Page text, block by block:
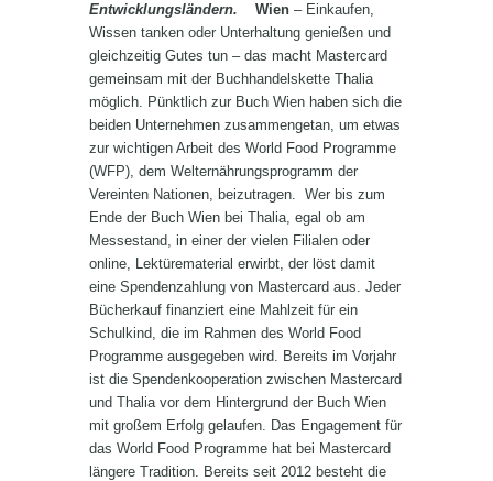
Entwicklungsländern.
Wien – Einkaufen,
Wissen tanken oder Unterhaltung genießen und
gleichzeitig Gutes tun – das macht Mastercard
gemeinsam mit der Buchhandelskette Thalia
möglich. Pünktlich zur Buch Wien haben sich die
beiden Unternehmen zusammengetan, um etwas
zur wichtigen Arbeit des World Food Programme
(WFP), dem Welternährungsprogramm der
Vereinten Nationen, beizutragen. Wer bis zum
Ende der Buch Wien bei Thalia, egal ob am
Messestand, in einer der vielen Filialen oder
online, Lektürematerial erwirbt, der löst damit
eine Spendenzahlung von Mastercard aus. Jeder
Bücherkauf finanziert eine Mahlzeit für ein
Schulkind, die im Rahmen des World Food
Programme ausgegeben wird. Bereits im Vorjahr
ist die Spendenkooperation zwischen Mastercard
und Thalia vor dem Hintergrund der Buch Wien
mit großem Erfolg gelaufen. Das Engagement für
das World Food Programme hat bei Mastercard
längere Tradition. Bereits seit 2012 besteht die